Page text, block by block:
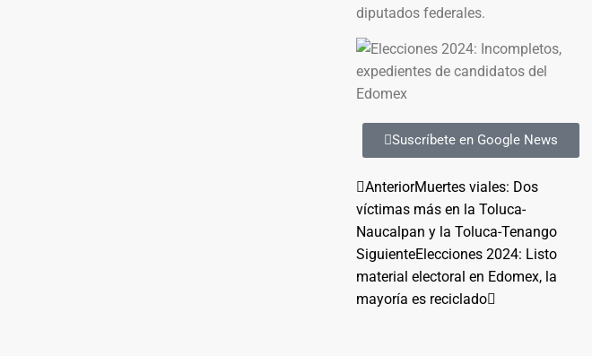
diputados federales.
Suscríbete en Google News
AnteriorMuertes viales: Dos
víctimas más en la Toluca-
Naucalpan y la Toluca-Tenango
SiguienteElecciones 2024: Listo
material electoral en Edomex, la
mayoría es reciclado